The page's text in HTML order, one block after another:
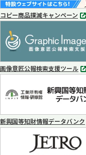
コピー商品撲滅キャンペーン
別
で
開
く
画像意匠公報検索支援ツール
別
ブ
で
く
新興国等知財情報データバンク